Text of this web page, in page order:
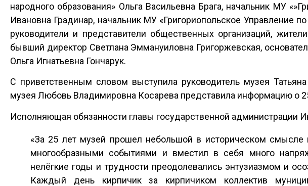
народного образования» Ольга Васильевна Брага, начальник МУ
Ивановна Градинар, начальник МУ «Григориопольское Управление
руководители и представители общественных организаций,
бывший директор Светлана Эммануиловна Григоржевская,
Ольга Игнатьевна Гончарук.
С приветственным словом выступила руководитель музея
музея Любовь Владимировна Косарева представила информацию о
Исполняющая обязанности главы государственной администрации
«За 25 лет музей прошел небольшой в историческом
многообразными событиями и вместил в себя много
нелёгкие годы и трудности преодолевались энтузиазмом и
Каждый день кирпичик за кирпичиком коллектив